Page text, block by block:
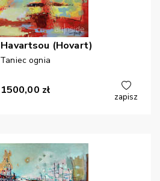
Havartsou (Hovart)
Taniec ognia
1500,00 zł
zapisz